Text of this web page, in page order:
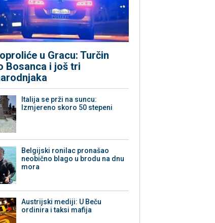
u Gracu: Turčin
Bosanca i još tri
Italija se prži na suncu:
Izmjereno skoro 50 stepeni
Belgijski ronilac pronašao
neobično blago u brodu na dnu
mora
Austrijski mediji: U Beču
ordinira i taksi mafija